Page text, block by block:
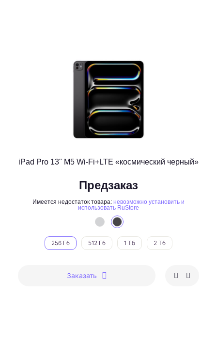
iPad Pro 13" M5 Wi-Fi+LTE «космический черный»
Предзаказ
Имеется недостаток товара: невозможно установить и
использовать RuStore
256 Гб 512 Гб 1 Тб 2 Тб
Заказать